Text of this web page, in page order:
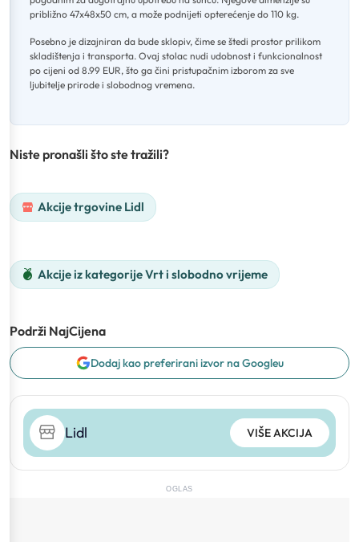
približno 47x48x50 cm, a može podnijeti opterećenje do 110 kg.
Posebno je dizajniran da bude sklopiv, čime se štedi prostor prilikom
skladištenja i transporta. Ovaj stolac nudi udobnost i funkcionalnost
po cijeni od 8.99 EUR, što ga čini pristupačnim izborom za sve
ljubitelje prirode i slobodnog vremena.
Niste pronašli što ste tražili?
Akcije trgovine Lidl
Akcije iz kategorije Vrt i slobodno vrijeme
Podrži NajCijena
Dodaj kao preferirani izvor na Googleu
Lidl VIŠE AKCIJA
OGLAS